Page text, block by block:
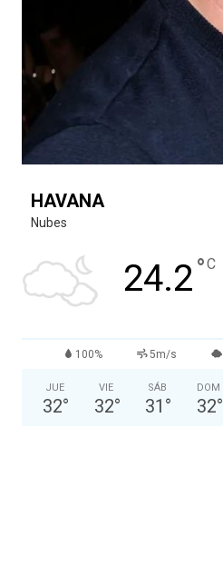
HAVANA
Nubes
24.2°C
100% 5m/s
JUE
32°
VIE
32°
SÁB
31 °
DOM
32°